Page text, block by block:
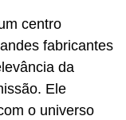
centro
fabricantes
da
Ele
o universo